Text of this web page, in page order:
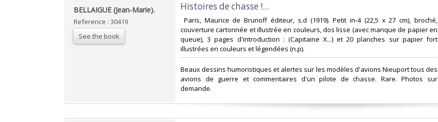
‎BELLAIGUE (Jean-Marie).‎
Reference : 30419
See the book
‎Histoires de chasse !...‎
‎ Paris, Maurice de Brunoff éditeur, s.d (1919). Petit in-4 (22,5 x 27 cm), broché,
couverture cartonnée et illustrée en couleurs, dos lisse (avec manque de papier en
queue), 3 pages d'introduction : (Capitaine X...) et 20 planches sur papier fort
illustrées en couleurs et légendées (n.p). ‎
‎Beaux dessins humoristiques et alertes sur les modèles d'avions Nieuport tous des
avions de guerre et commentaires d'un pilote de chasse. Rare. Photos sur
demande.‎